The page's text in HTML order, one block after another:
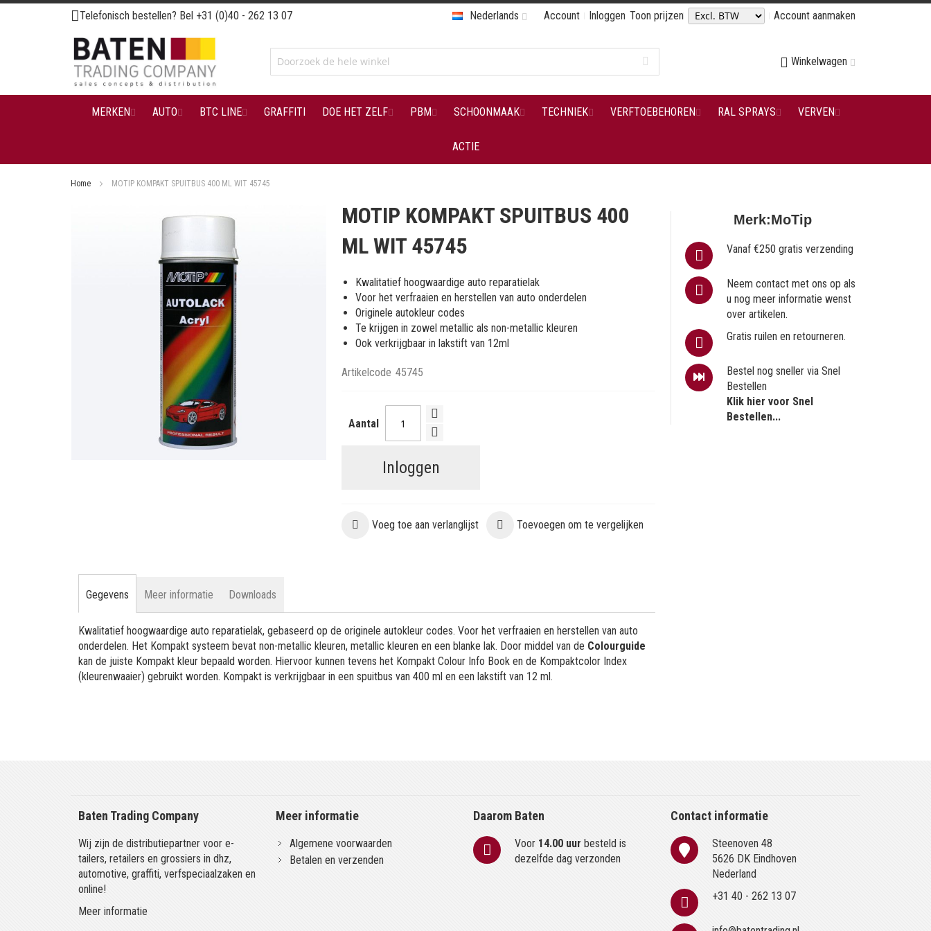
Ga
naar
de
inhoud
Telefonisch bestellen? Bel +31 (0)40 - 262 13 07 Account Inloggen Toon prijzen Account aanmaken
Nederlands
Winkelwagen
MERKEN AUTO BTC LINE GRAFFITI DOE HET ZELF PBM SCHOONMAAK TECHNIEK VERFTOEBEHOREN RAL SPRAYS VERVEN
ACTIE
Home MOTIP KOMPAKT SPUITBUS 400 ML WIT 45745
gallerij
MOTIP KOMPAKT SPUITBUS 400
ML WIT 45745
Kwalitatief hoogwaardige auto reparatielak
Voor het verfraaien en herstellen van auto onderdelen
Originele autokleur codes
Te krijgen in zowel metallic als non-metallic kleuren
Ook verkrijgbaar in lakstift van 12ml
Artikelcode 45745
Aantal
Inloggen
Voeg toe aan verlanglijst Toevoegen om te vergelijken
Merk:MoTip
Vanaf €250 gratis verzending
Neem contact met ons op als
u nog meer informatie wenst
over artikelen.
Gratis ruilen en retourneren.
Bestel nog sneller via Snel
Bestellen
Klik hier voor Snel
Bestellen...
Gegevens
Kwalitatief hoogwaardige auto reparatielak, gebaseerd op de originele autokleur codes. Voor het verfraaien en herstellen van auto
onderdelen. Het Kompakt systeem bevat non-metallic kleuren, metallic kleuren en een blanke lak. Door middel van de Colourguide
kan de juiste Kompakt kleur bepaald worden. Hiervoor kunnen tevens het Kompakt Colour Info Book en de Kompaktcolor Index
(kleurenwaaier) gebruikt worden. Kompakt is verkrijgbaar in een spuitbus van 400 ml en een lakstift van 12 ml.
Meer informatie Downloads
Baten Trading Company
Wij zijn de distributiepartner voor e-
tailers, retailers en grossiers in dhz,
automotive, graffiti, verfspeciaalzaken en
online!
Meer informatie
Meer informatie
Algemene voorwaarden
Betalen en verzenden
Daarom Baten
Voor 14.00 uur besteld is
dezelfde dag verzonden
Contact informatie
Steenoven 48
5626 DK Eindhoven
Nederland
+31 40 - 262 13 07